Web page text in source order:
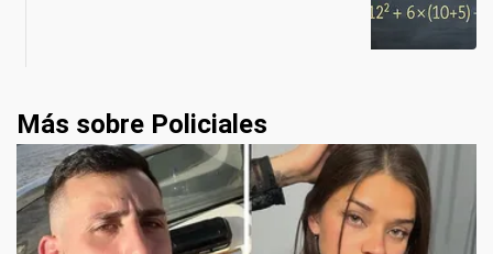
Más sobre Policiales